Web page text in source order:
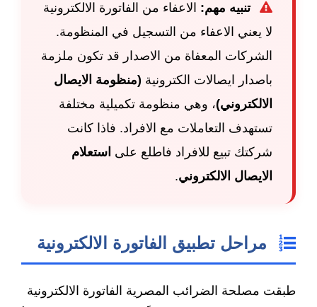
تنبيه مهم: الاعفاء من الفاتورة الالكترونية
لا يعني الاعفاء من التسجيل في المنظومة.
الشركات المعفاة من الاصدار قد تكون ملزمة
باصدار ايصالات الكترونية (منظومة الايصال
الالكتروني)، وهي منظومة تكميلية مختلفة
تستهدف التعاملات مع الافراد. فاذا كانت
شركتك تبيع للافراد فاطلع على استعلام
الايصال الالكتروني.
مراحل تطبيق الفاتورة الالكترونية
طبقت مصلحة الضرائب المصرية الفاتورة الالكترونية